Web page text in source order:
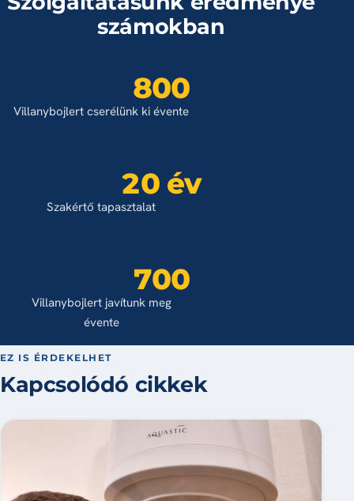
számokban
800
Villanybojlert cserélünk ki évente
20 év
Szakértő tapasztalat
700
Villanybojlert javítunk meg
évente
EZ IS ÉRDEKELHET
Kapcsolódó cikkek